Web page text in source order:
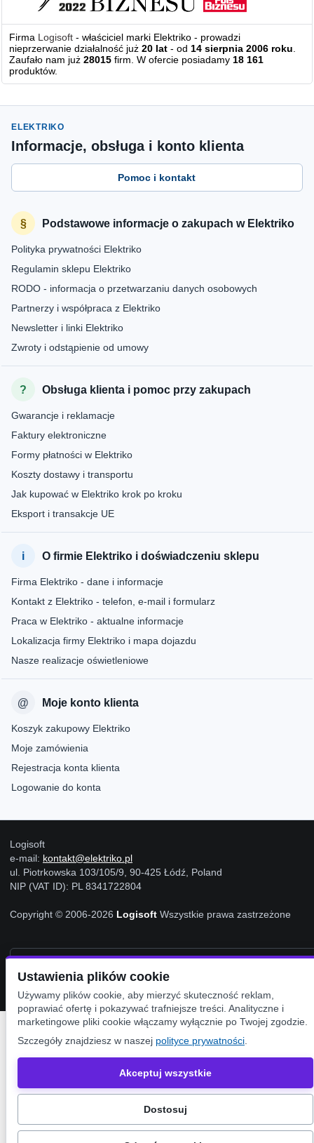
Firma Logisoft - właściciel marki Elektriko - prowadzi
nieprzerwanie działalność już20 lat - od14 sierpnia 2006 roku.
Zaufało nam już28015 firm. W ofercie posiadamy18 161
produktów.
ELEKTRIKO
Informacje, obsługa i konto klienta
Pomoc i kontakt
Podstawowe informacje o zakupach w Elektriko
Polityka prywatności Elektriko
Regulamin sklepu Elektriko
RODO - informacja o przetwarzaniu danych osobowych
Partnerzy i współpraca z Elektriko
Newsletter i linki Elektriko
Zwroty i odstąpienie od umowy
Obsługa klienta i pomoc przy zakupach
Gwarancje i reklamacje
Faktury elektroniczne
Formy płatności w Elektriko
Koszty dostawy i transportu
Jak kupować w Elektriko krok po kroku
Eksport i transakcje UE
O firmie Elektriko i doświadczeniu sklepu
Firma Elektriko - dane i informacje
Kontakt z Elektriko - telefon, e-mail i formularz
Praca w Elektriko - aktualne informacje
Lokalizacja firmy Elektriko i mapa dojazdu
Nasze realizacje oświetleniowe
Moje konto klienta
Koszyk zakupowy Elektriko
Moje zamówienia
Rejestracja konta klienta
Logowanie do konta
Logisoft
e-mail: kontakt@elektriko.pl
ul. Piotrkowska 103/105/9, 90-425 Łódź, Poland
NIP (VAT ID): PL 8341722804
Copyright © 2006-2026 Logisoft Wszystkie prawa zastrzeżone
Ustawienia Cookies
Ustawienia plików cookie
Używamy plików cookie, aby mierzyć skuteczność reklam,
poprawiać ofertę i pokazywać trafniejsze treści. Analityczne i
marketingowe pliki cookie włączamy wyłącznie po Twojej zgodzie.
Szczegóły znajdziesz w naszej polityce prywatności
Akceptuj wszystkie
Dostosuj